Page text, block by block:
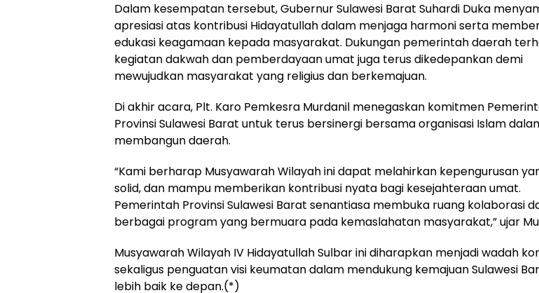
Dalam kesempatan tersebut, Gubernur Sulawesi Barat Suhardi Duka
apresiasi atas kontribusi Hidayatullah dalam menjaga harmoni serta
edukasi keagamaan kepada masyarakat. Dukungan pemerintah daerah
kegiatan dakwah dan pemberdayaan umat juga terus dikedepankan demi
mewujudkan masyarakat yang religius dan berkemajuan.
Di akhir acara, Plt. Karo Pemkesra Murdanil menegaskan komitmen
Provinsi Sulawesi Barat untuk terus bersinergi bersama organisasi Islam
membangun daerah.
“Kami berharap Musyawarah Wilayah ini dapat melahirkan kepengurusan
solid, dan mampu memberikan kontribusi nyata bagi kesejahteraan umat.
Pemerintah Provinsi Sulawesi Barat senantiasa membuka ruang kolaborasi
berbagai program yang bermuara pada kemaslahatan masyarakat,” ujar
Musyawarah Wilayah IV Hidayatullah Sulbar ini diharapkan menjadi wadah
sekaligus penguatan visi keumatan dalam mendukung kemajuan Sulawesi
lebih baik ke depan.(*)